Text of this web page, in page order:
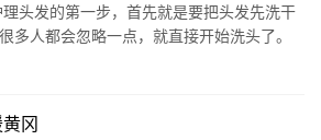
头发的第一步，首先就是要把头发先洗干
多人都会忽略一点，就直接开始洗头了。
把头发先疏通之后再洗。这样的头发就会
冈